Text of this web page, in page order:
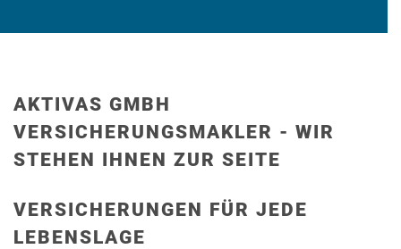
AKTIVAS GMBH
VERSICHERUNGSMAKLER - WIR
STEHEN IHNEN ZUR SEITE
VERSICHERUNGEN FÜR JEDE
LEBENSLAGE